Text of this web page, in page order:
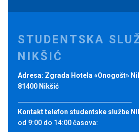
STUDENTSKA
NIKŠIĆ
Adresa: Zgrada Hotela «Onogošt»
81400 Nikšić
Kontakt telefon studentske službe
od 9:00 do 14:00 časova: